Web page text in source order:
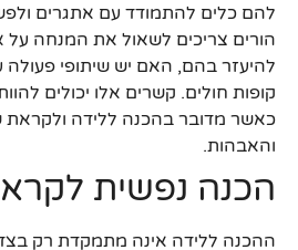
להם כלים להתמודד עם אתגרים
הורים צריכים לשאול את המנחה על
להיעזר בהם, האם יש שיתופי פעולה
קופות חולים. קשרים אלו יכולים
כאשר מדובר בהכנה ללידה
והאבהות.
הכנה נפשית
ההכנה ללידה אינה מתמקדת רק